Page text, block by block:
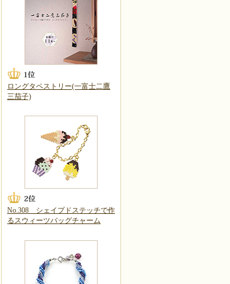
ロングタペストリー(一富士二鷹
三茄子)
No.308 シェイプドステッチで作
るスウィーツバッグチャーム